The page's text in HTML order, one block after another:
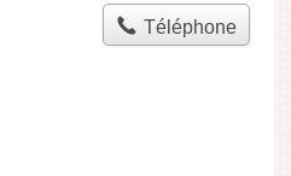
Téléphone